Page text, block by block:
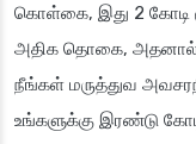
கொள்கை, இது 2 கோடி
அதிக தொகை,
நீங்கள் மருத்துவ
உங்களுக்கு இரண்டு